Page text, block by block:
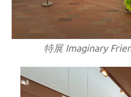
特展 Imaginary